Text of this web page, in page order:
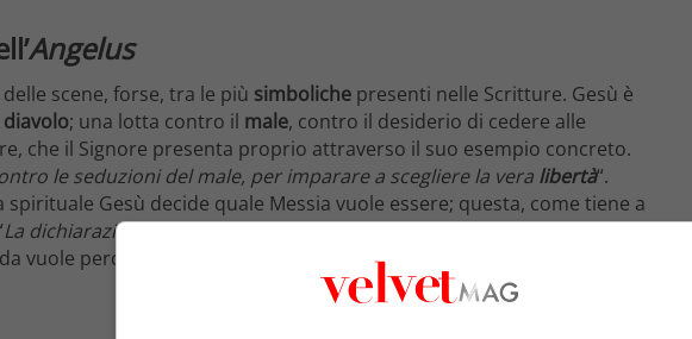
Angelus
scene, forse, tra le più simboliche presenti nelle Scritture. Gesù è
diavolo; una lotta contro il male, contro il desiderio di cedere alle
che il Signore presenta proprio attraverso il suo esempio concreto.
le seduzioni del male, per imparare a scegliere la vera libertà“.
Gesù decide quale Messia vuole essere; questa, come tiene a
La dichiarazione dell’identità messianica di Gesù“. Ovvero, il Signore
vuole percorre.